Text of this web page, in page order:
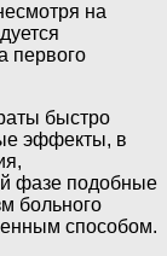
на
первого
быстро
эффекты, в
фазе подобные
больного
способом.